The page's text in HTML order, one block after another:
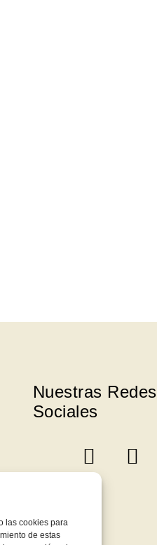
las cookies para
de estas
Nuestras Redes
Sociales